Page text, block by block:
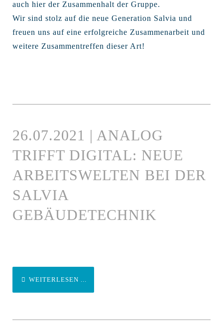
auch hier der Zusammenhalt der Gruppe.
Wir sind stolz auf die neue Generation Salvia und
freuen uns auf eine erfolgreiche Zusammenarbeit und
weitere Zusammentreffen dieser Art!
26.07.2021 | ANALOG
TRIFFT DIGITAL: NEUE
ARBEITSWELTEN BEI DER
SALVIA
GEBÄUDETECHNIK
WEITERLESEN ...